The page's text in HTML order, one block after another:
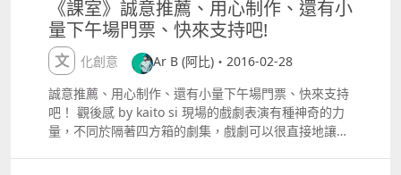
麥智鈞 林可嘉 鄭少華 票價 $150$100 澳門幣 門票現於
廣星售票網公開發售早購優惠3月1前購票 可享七折優
惠團體票一次購買十張或以上 可享七折優惠勁爆劇園
BTG 及雪萌社會員，可享七折優惠澳門演藝學院學生、
理工、澳大、旅院同學會及教職員及永利皇宮職員 可享
八折優惠折扣優惠門票數量有限，先到先得，並必須出
示相關證明 購票詳情
《課室》誠意推薦、用心制作、還有小
量下午場門票、快來支持吧!
文化創意
Ar B (阿比)・2016-02-28
誠意推薦、用心制作、還有小量下午場門票、快來支持
吧！ 觀後感 by kaito si 現場的戲劇表演有種神奇的力
量，不同於隔著四方箱的劇集，戲劇可以很直接地讓觀